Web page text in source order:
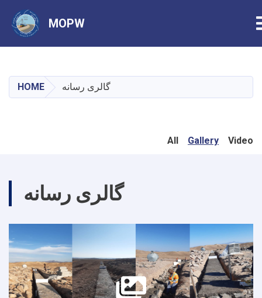
content
MOPW
HOME گالری رسانه
All Gallery Video
گالری رسانه